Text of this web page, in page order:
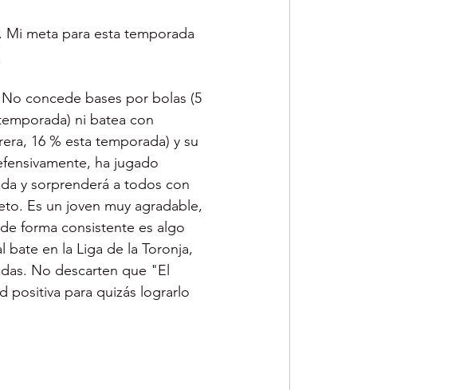
meta para esta temporada
concede bases por bolas (5
ni batea con
16 % esta temporada) y su
ha jugado
y sorprenderá a todos con
Es un joven muy agradable,
forma consistente es algo
bate en la Liga de la Toronja,
No descarten que "El
positiva para quizás lograrlo